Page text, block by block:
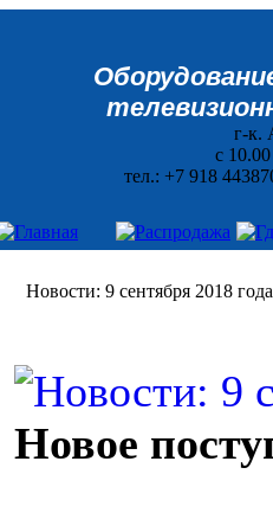
г-к.
с
тел.: +7 918
Новости: 9 сентября 2018 года
Новое